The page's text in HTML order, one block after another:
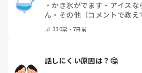
・ かき氷がでます ・ アイスな
ん ・ その他（コメントで教え
330票・ 7日前
話しにくい原因は？🤔